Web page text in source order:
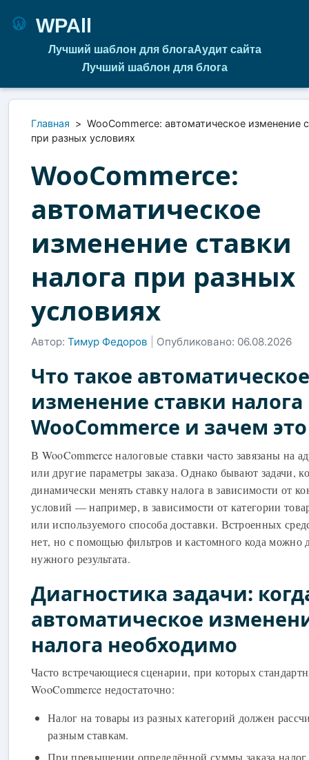
WPAll
Лучший шаблон для блогаАудит сайта
Лучший шаблон для блога
Главная > WooCommerce: автоматическое изменение
при разных условиях
WooCommerce:
автоматическое
изменение ставки
налога при разных
условиях
Автор: Тимур Федоров Опубликовано: 06.08.2026
Что такое автоматическое
изменение ставки налога
WooCommerce и зачем
В WooCommerce налоговые ставки часто завязаны на
или другие параметры заказа. Однако бывают задачи,
динамически менять ставку налога в зависимости от
условий — например, в зависимости от категории
или используемого способа доставки. Встроенных
нет, но с помощью фильтров и кастомного кода можно
нужного результата.
Диагностика задачи:
автоматическое
налога необходимо
Часто встречающиеся сценарии, при которых
WooCommerce недостаточно:
Налог на товары из разных категорий должен
разным ставкам.
При превышении определённой суммы заказа